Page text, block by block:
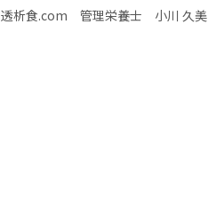
透析食.com 管理栄養士 小川 久美